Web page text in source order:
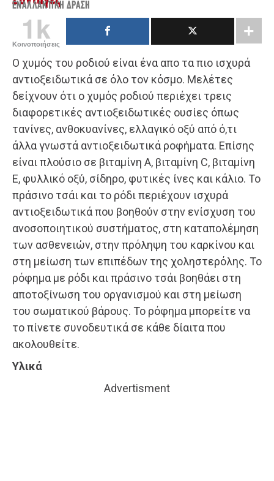
ΕΝΑΛΛΑΚΤΙΚΉ ΔΡΆΣΗ
1k
Κοινοποιήσεις
Ο χυμός του ροδιού είναι ένα απο τα πιο ισχυρά
αντιοξειδωτικά σε όλο τον κόσμο. Μελέτες
δείχνουν ότι ο χυμός ροδιού περιέχει τρεις
διαφορετικές αντιοξειδωτικές ουσίες όπως
τανίνες, ανθοκυανίνες, ελλαγικό οξύ από ό,τι
άλλα γνωστά αντιοξειδωτικά ροφήματα. Επίσης
είναι πλούσιο σε βιταμίνη Α, βιταμίνη C, βιταμίνη
Ε, φυλλικό οξύ, σίδηρο, φυτικές ίνες και κάλιο. Το
πράσινο τσάι και το ρόδι περιέχουν ισχυρά
αντιοξειδωτικά που βοηθούν στην ενίσχυση του
ανοσοποιητικού συστήματος, στη καταπολέμηση
των ασθενειών, στην πρόληψη του καρκίνου και
στη μείωση των επιπέδων της χοληστερόλης. Το
ρόφημα με ρόδι και πράσινο τσάι βοηθάει στη
αποτοξίνωση του οργανισμού και στη μείωση
του σωματικού βάρους. Το ρόφημα μπορείτε να
το πίνετε συνοδευτικά σε κάθε δίαιτα που
ακολουθείτε.
Υλικά
Advertisment